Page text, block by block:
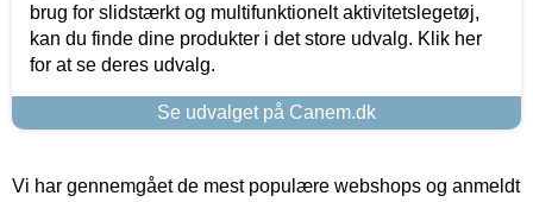
brug for slidstærkt og multifunktionelt aktivitetslegetøj,
kan du finde dine produkter i det store udvalg. Klik her
for at se deres udvalg.
Se udvalget på Canem.dk
Vi har gennemgået de mest populære webshops og anmeldt